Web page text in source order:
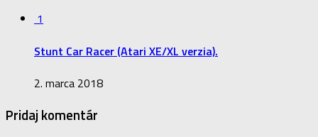
1
Stunt Car Racer (Atari XE/XL verzia).
2. marca 2018
Pridaj komentár